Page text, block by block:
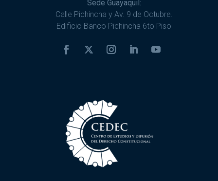
Sede Guayaquil:
Calle Pichincha y Av. 9 de Octubre.
Edificio Banco Pichincha 6to Piso